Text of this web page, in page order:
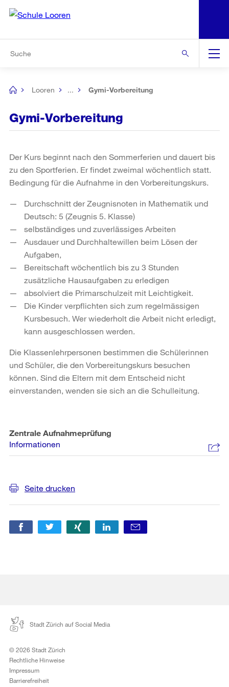
Navigation
[no
Looren ... Gymi-Vorbereitung
Gymi-Vorbereitung
Der Kurs beginnt nach den Sommerferien und dauert bis
zu den Sportferien. Er findet zweimal wöchentlich statt.
Bedingung für die Aufnahme in den Vorbereitungskurs.
Durchschnitt der Zeugnisnoten in Mathematik und
Deutsch: 5 (Zeugnis 5. Klasse)
selbständiges und zuverlässiges Arbeiten
Ausdauer und Durchhaltewillen beim Lösen der
Aufgaben,
Bereitschaft wöchentlich bis zu 3 Stunden
zusätzliche Hausaufgaben zu erledigen
absolviert die Primarschulzeit mit Leichtigkeit.
Die Kinder verpflichten sich zum regelmässigen
Kursbesuch. Wer wiederholt die Arbeit nicht erledigt,
kann ausgeschlossen werden.
Die Klassenlehrpersonen bestimmen die Schülerinnen
und Schüler, die den Vorbereitungskurs besuchen
können. Sind die Eltern mit dem Entscheid nicht
einverstanden, wenden sie sich an die Schulleitung.
Zentrale Aufnahmeprüfung
Informationen
Seite drucken
Stadt Zürich auf Social Media
© 2026 Stadt Zürich
Rechtliche Hinweise
Impressum
Barrierefreiheit